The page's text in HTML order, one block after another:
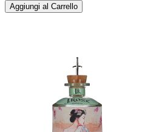
Aggiungi al Carrello